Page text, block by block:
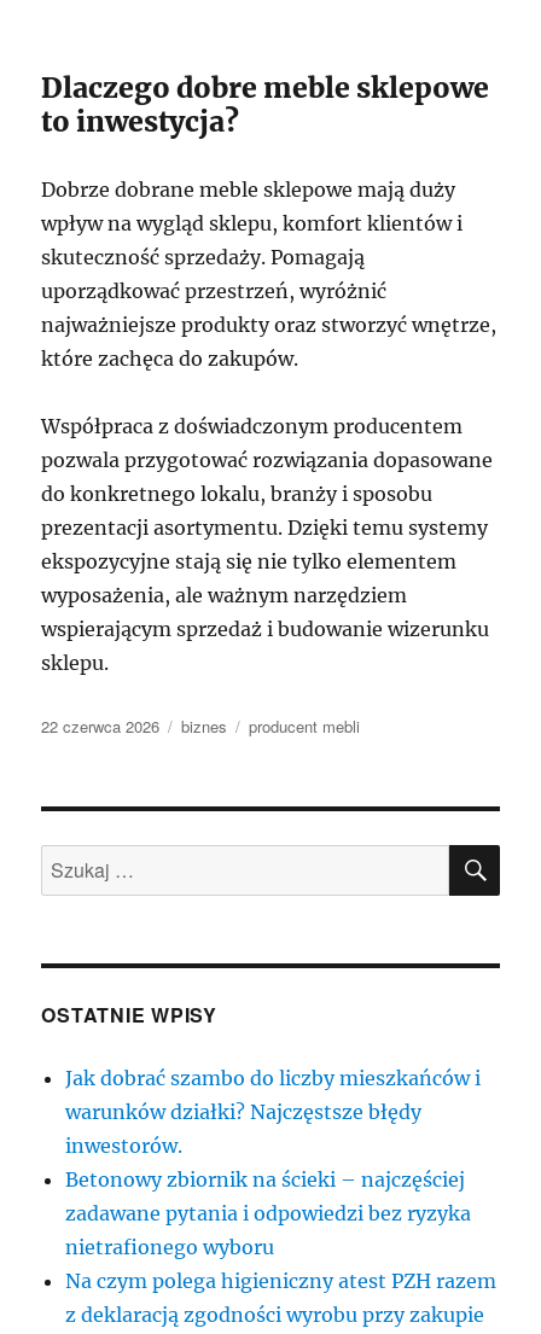
Dlaczego dobre meble sklepowe
to inwestycja?
Dobrze dobrane meble sklepowe mają duży
wpływ na wygląd sklepu, komfort klientów i
skuteczność sprzedaży. Pomagają
uporządkować przestrzeń, wyróżnić
najważniejsze produkty oraz stworzyć wnętrze,
które zachęca do zakupów.
Współpraca z doświadczonym producentem
pozwala przygotować rozwiązania dopasowane
do konkretnego lokalu, branży i sposobu
prezentacji asortymentu. Dzięki temu systemy
ekspozycyjne stają się nie tylko elementem
wyposażenia, ale ważnym narzędziem
wspierającym sprzedaż i budowanie wizerunku
sklepu.
Data
22 czerwca 2026 Kategorie
biznes Tagi
producent mebli
Szukaj:
OSTATNIE WPISY
Jak dobrać szambo do liczby mieszkańców i
warunków działki? Najczęstsze błędy
inwestorów.
Betonowy zbiornik na ścieki – najczęściej
zadawane pytania i odpowiedzi bez ryzyka
nietrafionego wyboru
Na czym polega higieniczny atest PZH razem
z deklaracją zgodności wyrobu przy zakupie